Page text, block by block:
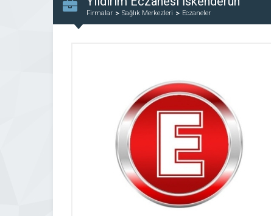
Firmalar Sağlık Merkezleri Eczaneler